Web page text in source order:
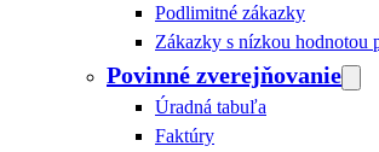
Podlimitné zákazky
Zákazky s nízkou hodnotou
Povinné zverejňovanie
Úradná tabuľa
Faktúry